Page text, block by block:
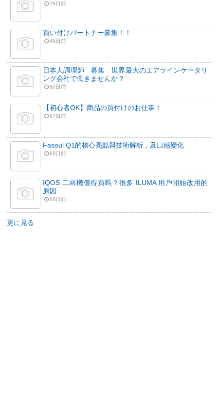
39日前
買い付けパートナー募集！！
48日前
日本人調理師 募集 世界最大のエアラインケータリ
ング会社で働きませんか？
50日前
【初心者OK】商品の買付けのお仕事！
67日前
Fasoul Q1的核心亮點與技術解析，及口感變化
68日前
IQOS 二回機值得買嗎？很多 ILUMA 用戶開始改用的
原因
68日前
更に見る